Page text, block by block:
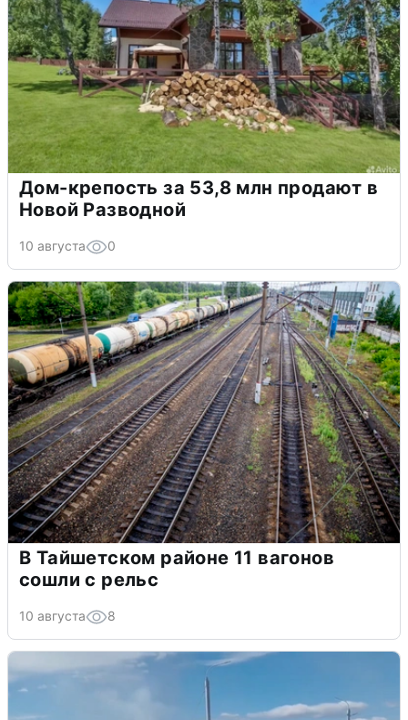
Дом-крепость за 53,8 млн продают в
Новой Разводной
10 августа 0
В Тайшетском районе 11 вагонов
сошли с рельс
10 августа 8